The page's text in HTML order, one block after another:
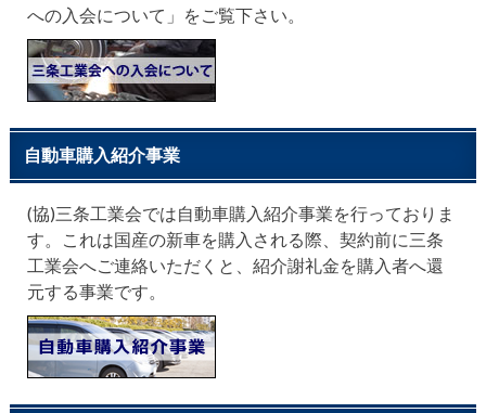
への入会について」をご覧下さい。
自動車購入紹介事業
(協)三条工業会では自動車購入紹介事業を行っておりま
す。これは国産の新車を購入される際、契約前に三条
工業会へご連絡いただくと、紹介謝礼金を購入者へ還
元する事業です。